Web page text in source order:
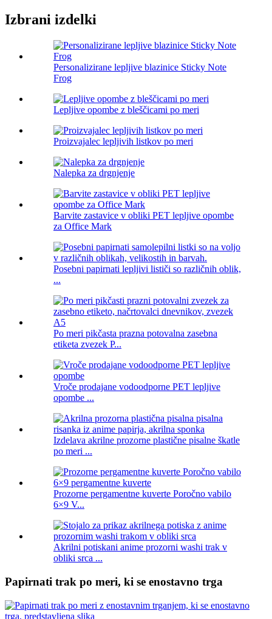
Izbrani izdelki
Personalizirane lepljive blazinice Sticky Note
Frog
Lepljive opombe z bleščicami po meri
Proizvajalec lepljivih listkov po meri
Nalepka za drgnjenje
Barvite zastavice v obliki PET lepljive opombe
za Office Mark
Posebni papirnati lepljivi lističi so različnih oblik,
...
Po meri pikčasta prazna potovalna zasebna
etiketa zvezek P...
Vroče prodajane vodoodporne PET lepljive
opombe ...
Izdelava akrilne prozorne plastične pisalne škatle
po meri ...
Prozorne pergamentne kuverte Poročno vabilo
6×9 V...
Akrilni potiskani anime prozorni washi trak v
obliki srca ...
Papirnati trak po meri, ki se enostavno trga